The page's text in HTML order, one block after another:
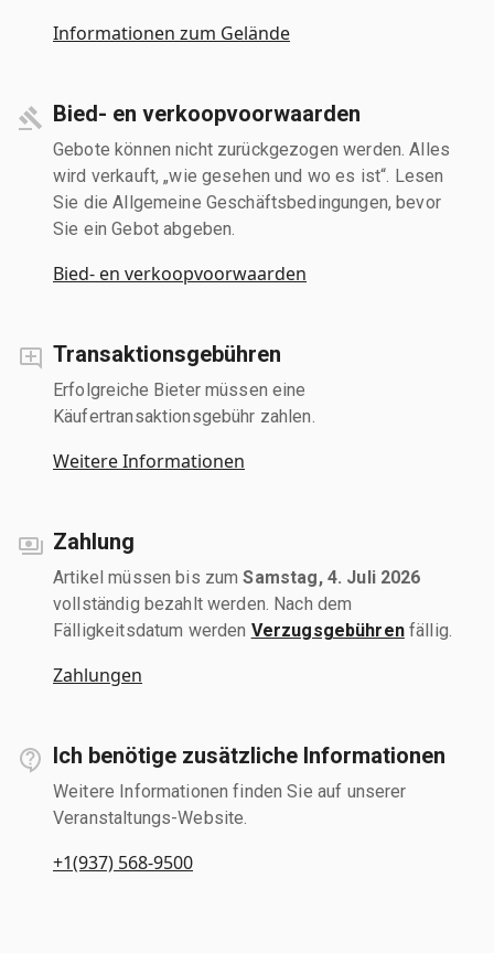
Informationen zum Gelände
Bied- en verkoopvoorwaarden
Gebote können nicht zurückgezogen werden. Alles
wird verkauft, „wie gesehen und wo es ist“. Lesen
Sie die Allgemeine Geschäftsbedingungen, bevor
Sie ein Gebot abgeben.
Bied- en verkoopvoorwaarden
Transaktionsgebühren
Erfolgreiche Bieter müssen eine
Käufertransaktionsgebühr zahlen.
Weitere Informationen
Zahlung
Artikel müssen bis zumSamstag, 4. Juli 2026
vollständig bezahlt werden. Nach dem
Fälligkeitsdatum werden Verzugsgebührenfällig.
Zahlungen
Ich benötige zusätzliche Informationen
Weitere Informationen finden Sie auf unserer
Veranstaltungs-Website.
+1(937) 568-9500